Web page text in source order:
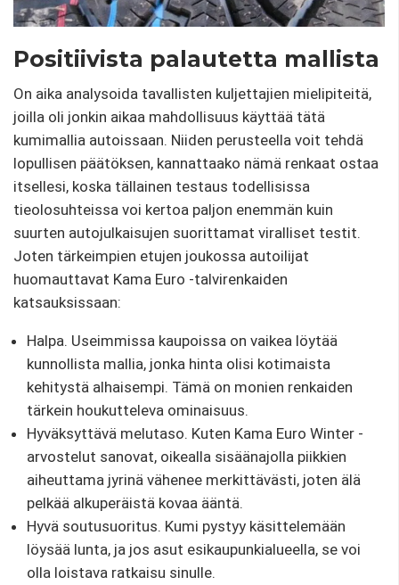
Positiivista palautetta mallista
On aika analysoida tavallisten kuljettajien mielipiteitä,
joilla oli jonkin aikaa mahdollisuus käyttää tätä
kumimallia autoissaan. Niiden perusteella voit tehdä
lopullisen päätöksen, kannattaako nämä renkaat ostaa
itsellesi, koska tällainen testaus todellisissa
tieolosuhteissa voi kertoa paljon enemmän kuin
suurten autojulkaisujen suorittamat viralliset testit.
Joten tärkeimpien etujen joukossa autoilijat
huomauttavat Kama Euro -talvirenkaiden
katsauksissaan:
Halpa. Useimmissa kaupoissa on vaikea löytää
kunnollista mallia, jonka hinta olisi kotimaista
kehitystä alhaisempi. Tämä on monien renkaiden
tärkein houkutteleva ominaisuus.
Hyväksyttävä melutaso. Kuten Kama Euro Winter -
arvostelut sanovat, oikealla sisäänajolla piikkien
aiheuttama jyrinä vähenee merkittävästi, joten älä
pelkää alkuperäistä kovaa ääntä.
Hyvä soutusuoritus. Kumi pystyy käsittelemään
löysää lunta, ja jos asut esikaupunkialueella, se voi
olla loistava ratkaisu sinulle.